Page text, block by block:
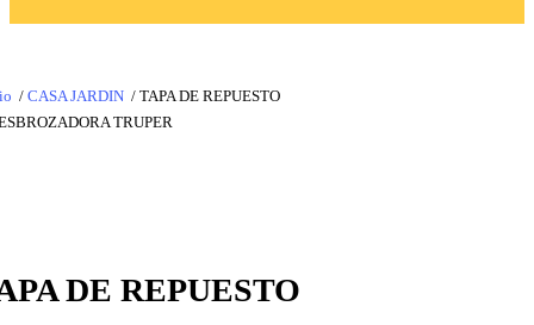
/ CASA JARDIN / TAPA DE REPUESTO
TRUPER
DE REPUESTO